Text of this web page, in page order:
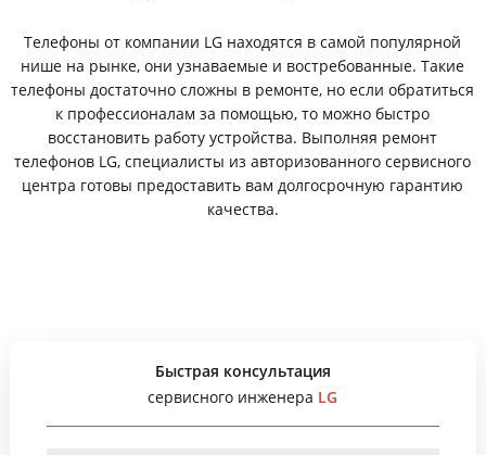
Телефоны от компании LG находятся в самой популярной
нише на рынке, они узнаваемые и востребованные. Такие
телефоны достаточно сложны в ремонте, но если обратиться
к профессионалам за помощью, то можно быстро
восстановить работу устройства. Выполняя ремонт
телефонов LG, специалисты из авторизованного сервисного
центра готовы предоставить вам долгосрочную гарантию
качества.
Быстрая консультация
сервисного инженера LG